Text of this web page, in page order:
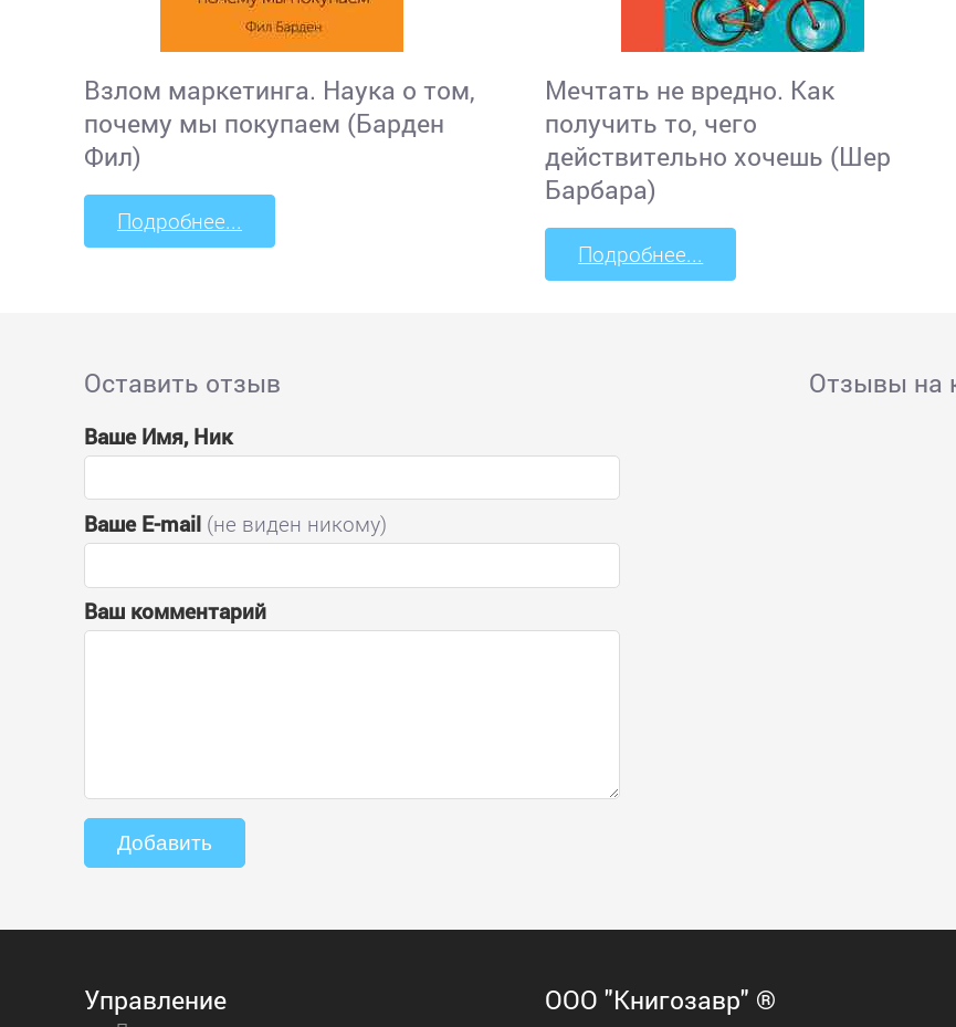
Взлом маркетинга. Наука о том,
почему мы покупаем (Барден
Фил)
Подробнее...
Мечтать не вредно. Как
получить то, чего
действительно хочешь (Шер
Барбара)
Подробнее...
Оставить отзыв
Ваше Имя, Ник
Ваше E-mail (не виден никому)
Ваш комментарий
Отзывы на
Управление ООО "Книгозавр" ®